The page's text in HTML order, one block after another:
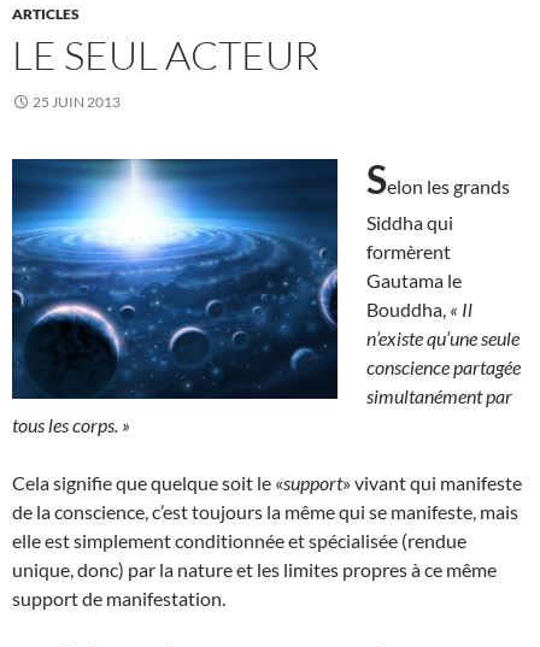
ARTICLES
LE SEUL ACTEUR
25 JUIN 2013
Selon les grands
Siddha qui
formèrent
Gautama le
Bouddha, « Il
n’existe qu’une seule
conscience partagée
simultanément par
tous les corps. »
Cela signifie que quelque soit le «support» vivant qui manifeste
de la conscience, c’est toujours la même qui se manifeste, mais
elle est simplement conditionnée et spécialisée (rendue
unique, donc) par la nature et les limites propres à ce même
support de manifestation.